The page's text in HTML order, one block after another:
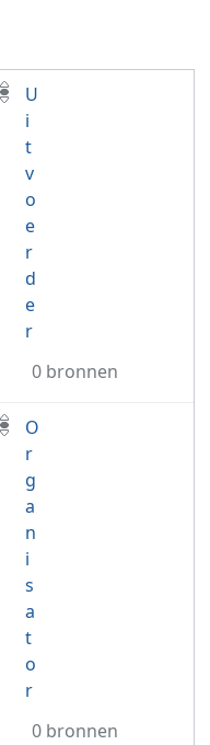
U
i
t
v
o
e
r
d
e
r
0 bronnen
O
r
g
a
n
i
s
a
t
o
r
0 bronnen